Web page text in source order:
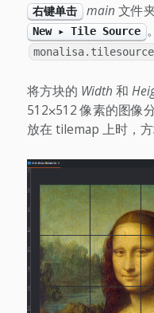
右键单击 main 文件
New ▸ Tile Source
monalisa.tilesource
将方块的 Width 和
512⨉512 像素的图像
放在 tilemap 上时，方